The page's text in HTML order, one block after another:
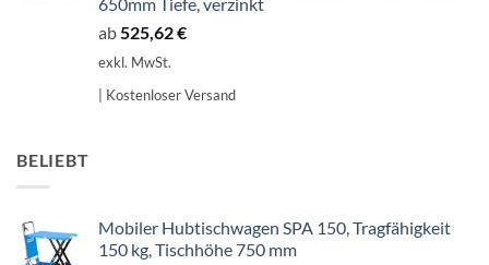
ab525,62€
exkl. MwSt.
| Kostenloser Versand
BELIEBT
Mobiler Hubtischwagen SPA 150, Tragfähigkeit
150 kg, Tischhöhe 750 mm